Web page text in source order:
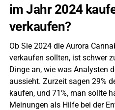
im Jahr 2024
verkaufen?
Ob Sie 2024 die Aurora
verkaufen sollten, ist schwer
Dinge an, wie was Analysten
aussieht. Zurzeit sagen 29%
kaufen, und 71%, man sollte
Meinungen als Hilfe bei der